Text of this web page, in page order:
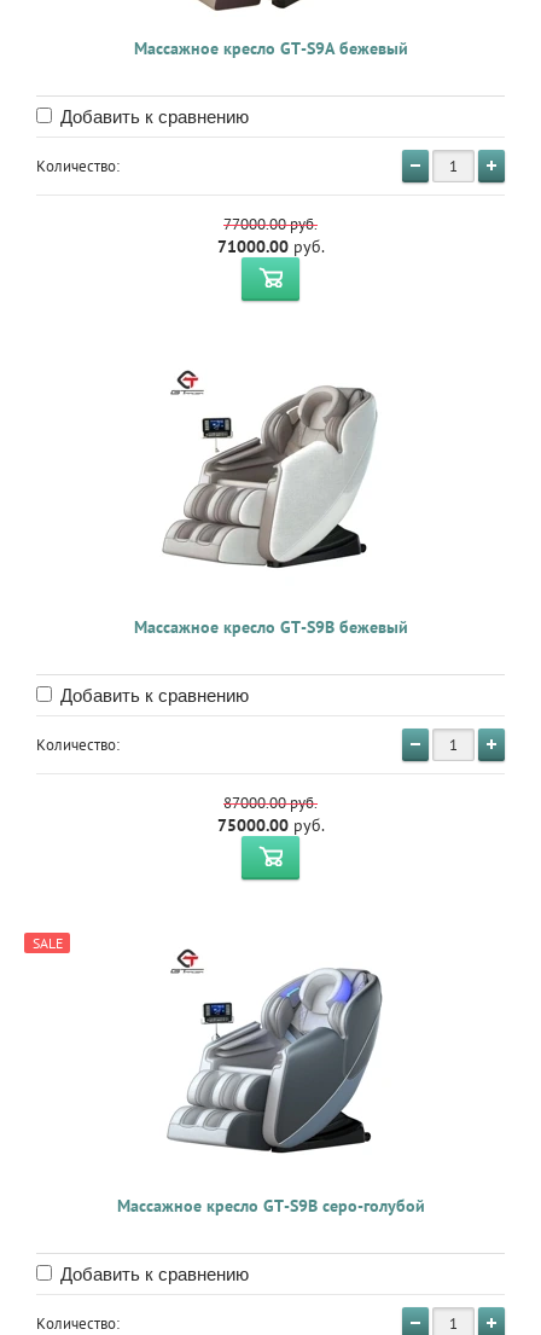
Массажное кресло GT-S9A бежевый
Добавить к сравнению
Количество:
77000.00руб.
71000.00руб.
Массажное кресло GT-S9B бежевый
Добавить к сравнению
Количество:
87000.00руб.
75000.00руб.
SALE
Массажное кресло GT-S9B серо-голубой
Добавить к сравнению
Количество: